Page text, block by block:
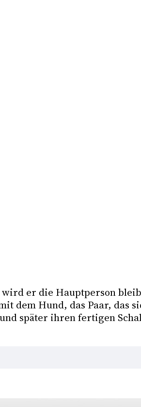
wird er die Hauptperson
dem Hund, das Paar, das
später ihren fertigen